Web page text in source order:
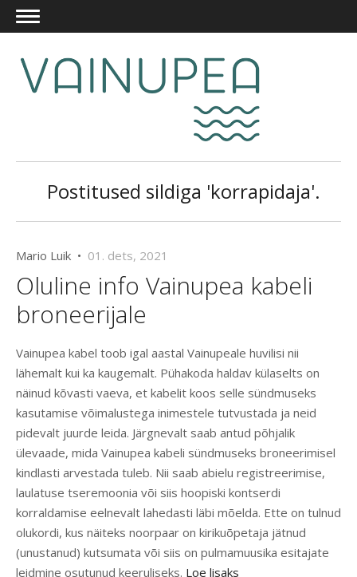
Postitused sildiga 'korrapidaja'.
Mario Luik • 01. dets, 2021
Oluline info Vainupea kabeli
broneerijale
Vainupea kabel toob igal aastal Vainupeale huvilisi nii
lähemalt kui ka kaugemalt. Pühakoda haldav külaselts on
näinud kõvasti vaeva, et kabelit koos selle sündmuseks
kasutamise võimalustega inimestele tutvustada ja neid
pidevalt juurde leida. Järgnevalt saab antud põhjalik
ülevaade, mida Vainupea kabeli sündmuseks broneerimisel
kindlasti arvestada tuleb. Nii saab abielu registreerimise,
laulatuse tseremoonia või siis hoopiski kontserdi
korraldamise eelnevalt lahedasti läbi mõelda. Ette on tulnud
olukordi, kus näiteks noorpaar on kirikuõpetaja jätnud
(unustanud) kutsumata või siis on pulmamuusika esitajate
leidmine osutunud keeruliseks. Loe lisaks